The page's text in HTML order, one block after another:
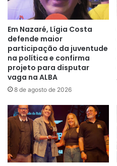
Em Nazaré, Lígia Costa
defende maior
participação da juventude
na política e confirma
projeto para disputar
vaga na ALBA
8 de agosto de 2026